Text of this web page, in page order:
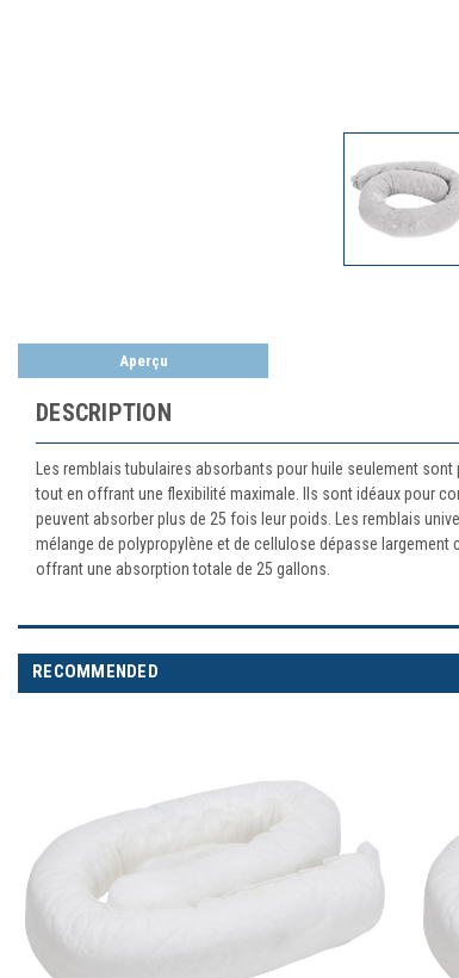
Aperçu
DESCRIPTION
Les remblais tubulaires absorbants pour huile seulement
tout en offrant une flexibilité maximale. Ils sont idéaux pour
peuvent absorber plus de 25 fois leur poids. Les remblais
mélange de polypropylène et de cellulose dépasse
offrant une absorption totale de 25 gallons.
RECOMMENDED